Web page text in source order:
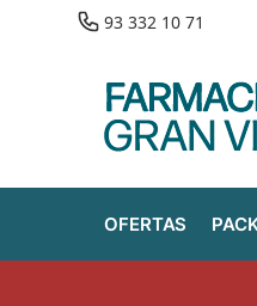
93 332 10 71
OFERTAS